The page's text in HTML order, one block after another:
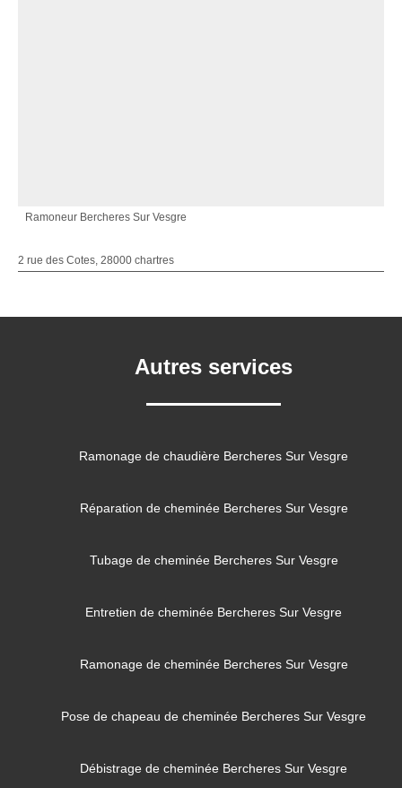
Ramoneur Bercheres Sur Vesgre
2 rue des Cotes, 28000 chartres
Autres services
Ramonage de chaudière Bercheres Sur Vesgre
Réparation de cheminée Bercheres Sur Vesgre
Tubage de cheminée Bercheres Sur Vesgre
Entretien de cheminée Bercheres Sur Vesgre
Ramonage de cheminée Bercheres Sur Vesgre
Pose de chapeau de cheminée Bercheres Sur Vesgre
Débistrage de cheminée Bercheres Sur Vesgre